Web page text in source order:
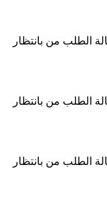
الطلب من بانتظار
الطلب من بانتظار
الطلب من بانتظار